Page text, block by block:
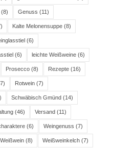
Genuss (11)
Kalte Melonensuppe(8)
(6)
(6) leichte Weißweine(6)
Prosecco(8) Rezepte(16)
Rotwein(7)
Schwäbisch Gmünd(14)
(46) Versand(11)
(6) Weingenuss (7)
Weißwein(8) Weißweinkelch(7)